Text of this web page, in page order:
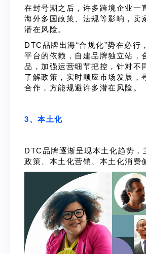
在封号潮之后，许多跨境企业一
海外多国政策、法规等影响，卖
潜在风险。
DTC品牌出海“合规化”势在必行
平台的依赖，自建品牌独立站，
品，加强运营细节把控，针对不
了解政策，实时顺应市场发展，
合作，方能规避许多潜在风险。
3、本土化
DTC品牌逐渐呈现本土化趋势，
政策、本土化营销、本土化消费